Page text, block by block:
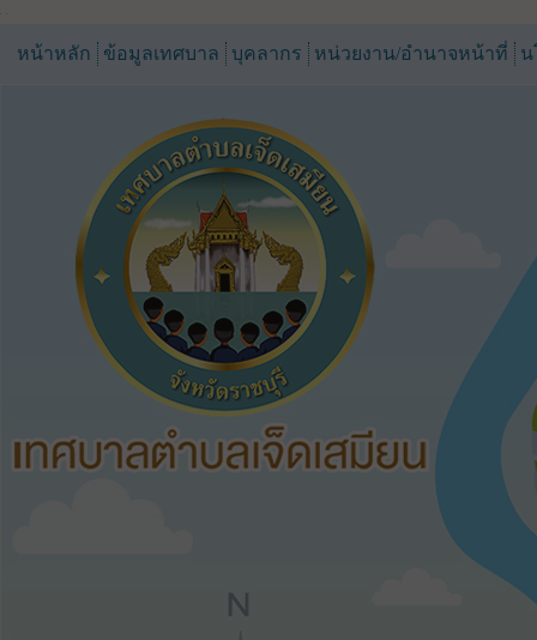
หน้าหลัก ข้อมูลเทศบาล บุคลากร หน่วยงาน/อำนาจหน้าที่ น